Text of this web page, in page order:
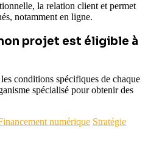
la relation client et permet
notamment en ligne.
projet est éligible à
conditions spécifiques de chaque
spécialisé pour obtenir des
numérique Stratégie